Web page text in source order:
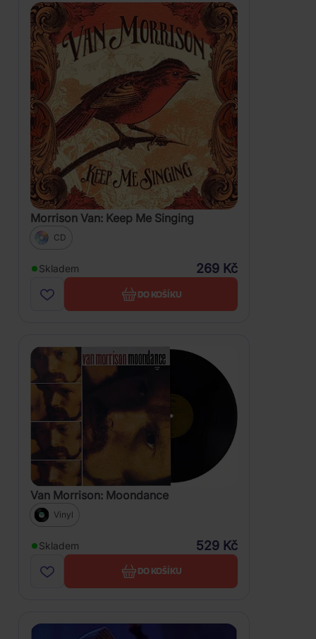
Morrison Van: Keep Me Singing
CD
Skladem 269 Kč
DO KOŠÍKU
Van Morrison: Moondance
Vinyl
Skladem 529 Kč
DO KOŠÍKU